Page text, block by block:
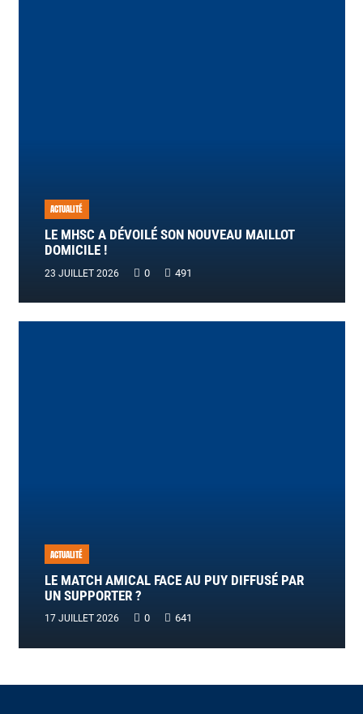
ACTUALITÉ
LE MHSC A DÉVOILÉ SON NOUVEAU MAILLOT
DOMICILE !
23 JUILLET 2026 0 491
ACTUALITÉ
LE MATCH AMICAL FACE AU PUY DIFFUSÉ PAR
UN SUPPORTER ?
17 JUILLET 2026 0 641